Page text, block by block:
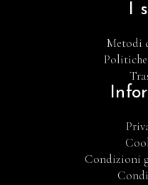
I
Metodi
Condizioni